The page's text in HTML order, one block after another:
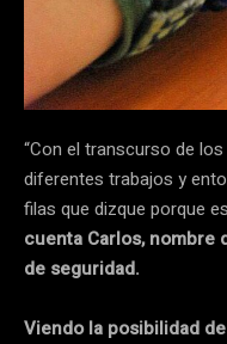
“Con el transcurso de
diferentes trabajos y
filas que dizque porque
cuenta Carlos,
de seguridad.
Viendo la posibilidad